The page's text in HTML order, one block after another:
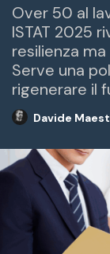
Over 50 al
ISTAT 2025
resilienza
Serve una
rigenerare il
Davide